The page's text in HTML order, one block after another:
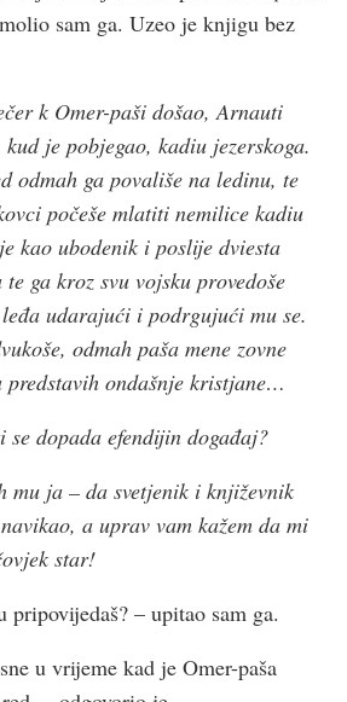
sam ga. Uzeo je knjigu bez
k Omer-paši došao, Arnauti
je pobjegao, kadiu jezerskoga.
odmah ga povališe na ledinu, te
počeše mlatiti nemilice kadiu
kao ubodenik i poslije dviesta
ga kroz svu vojsku provedoše
udarajući i podrgujući mu se.
odmah paša mene zovne
predstavih ondašnje kristjane…
dopada efendijin događaj?
mu ja – da svetjenik i književnik
a uprav vam kažem da mi
star!
pripovijedaš? – upitao sam ga.
u vrijeme kad je Omer-paša